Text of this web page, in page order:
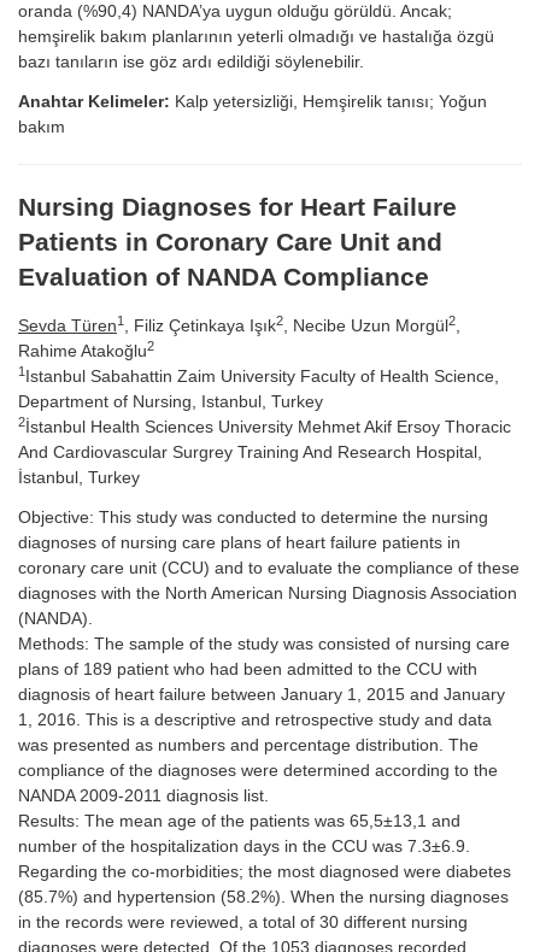
oranda (%90,4) NANDA’ya uygun olduğu görüldü. Ancak;
hemşirelik bakım planlarının yeterli olmadığı ve hastalığa özgü
bazı tanıların ise göz ardı edildiği söylenebilir.
Anahtar Kelimeler: Kalp yetersizliği, Hemşirelik tanısı; Yoğun
bakım
Nursing Diagnoses for Heart Failure
Patients in Coronary Care Unit and
Evaluation of NANDA Compliance
Sevda Türen1 , Filiz Çetinkaya Işık2, Necibe Uzun Morgül2,
Rahime Atakoğlu2
1 Istanbul Sabahattin Zaim University Faculty of Health Science,
Department of Nursing, Istanbul, Turkey
2İstanbul Health Sciences University Mehmet Akif Ersoy Thoracic
And Cardiovascular Surgrey Training And Research Hospital,
İstanbul, Turkey
Objective: This study was conducted to determine the nursing
diagnoses of nursing care plans of heart failure patients in
coronary care unit (CCU) and to evaluate the compliance of these
diagnoses with the North American Nursing Diagnosis Association
(NANDA).
Methods: The sample of the study was consisted of nursing care
plans of 189 patient who had been admitted to the CCU with
diagnosis of heart failure between January 1, 2015 and January
1, 2016. This is a descriptive and retrospective study and data
was presented as numbers and percentage distribution. The
compliance of the diagnoses were determined according to the
NANDA 2009-2011 diagnosis list.
Results: The mean age of the patients was 65,5±13,1 and
number of the hospitalization days in the CCU was 7.3±6.9.
Regarding the co-morbidities; the most diagnosed were diabetes
(85.7%) and hypertension (58.2%). When the nursing diagnoses
in the records were reviewed, a total of 30 different nursing
diagnoses were detected. Of the 1053 diagnoses recorded,